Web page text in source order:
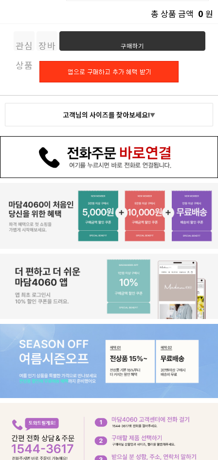
총 상품 금액 0 원
관심
상품
장바
구니
구매하기
고객님의 사이즈를 찾아보세요!▼